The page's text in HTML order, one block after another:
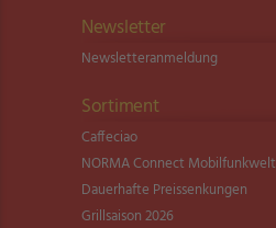
Newsletter
Newsletter­anmeldung
Sortiment
Caffeciao
NORMA Connect Mobilfunkwelt
Dauerhafte Preissenkungen
Grillsaison 2026